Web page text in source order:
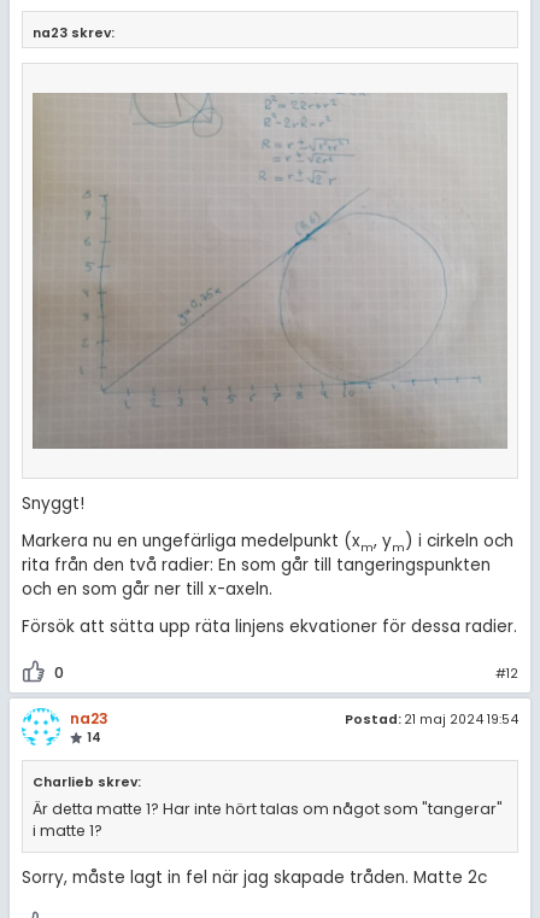
na23 skrev:
Snyggt!
Markera nu en ungefärliga medelpunkt (xm, ym ) i cirkeln och
rita från den två radier: En som går till tangeringspunkten
och en som går ner till x-axeln.
Försök att sätta upp räta linjens ekvationer för dessa radier.
0 #12
na23
14
Postad: 21 maj 2024 19:54
Charlieb skrev:
Är detta matte 1? Har inte hört talas om något som "tangerar"
i matte 1?
Sorry, måste lagt in fel när jag skapade tråden. Matte 2c